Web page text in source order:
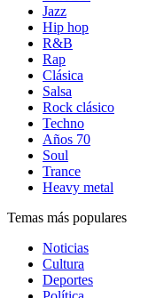
Jazz
Hip hop
R&B
Rap
Clásica
Salsa
Rock clásico
Techno
Años 70
Soul
Trance
Heavy metal
Temas más populares
Noticias
Cultura
Deportes